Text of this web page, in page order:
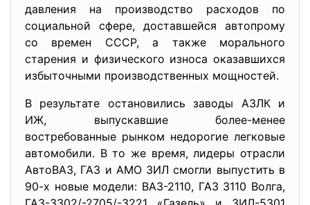
давления на производство расходов по
социальной сфере, доставшейся автопрому
со времен СССР, а также морального
старения и физического износа оказавшихся
избыточными производственных мощностей.
В результате остановились заводы АЗЛК и
ИЖ, выпускавшие более-менее
востребованные рынком недорогие легковые
автомобили. В то же время, лидеры отрасли
АвтоВАЗ, ГАЗ и АМО ЗИЛ смогли выпустить в
90-х новые модели: ВАЗ-2110, ГАЗ 3110 Волга,